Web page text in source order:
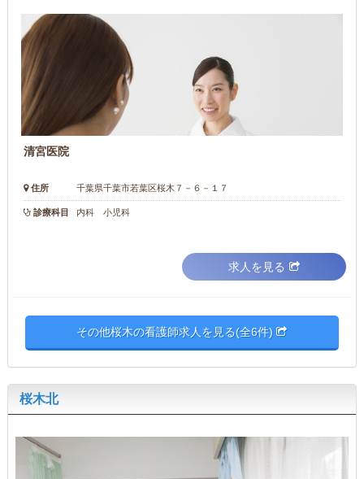
清宮医院
住所 千葉県千葉市若葉区桜木７－６－１７
診療科目 内科 小児科
求人を見る
その他桜木の看護師求人を見る(全6件)
桜木北